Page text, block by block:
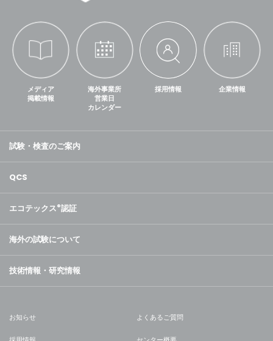
メディア
掲載情報
海外事業所
営業日
カレンダー
採用情報 企業情報
試験・検査のご案内
QCS
エコテックス®認証
海外の試験について
技術情報・研究情報
お知らせ よくあるご質問